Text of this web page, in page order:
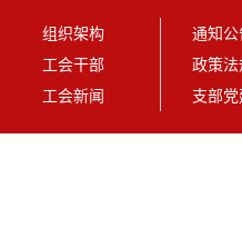
组织架构
工会干部
工会新闻
通知公
政策法
支部党